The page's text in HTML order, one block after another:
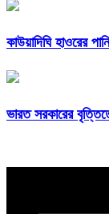
কাউয়াদিঘি হাওরের
ভারত সরকারের